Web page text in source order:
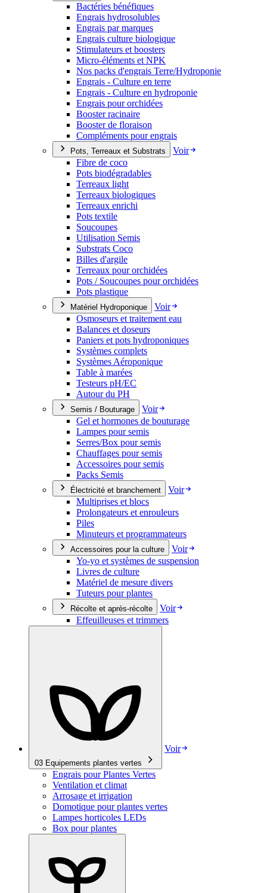
Bactéries bénéfiques
Engrais hydrosolubles
Engrais par marques
Engrais culture biologique
Stimulateurs et boosters
Micro-éléments et NPK
Nos packs d'engrais Terre/Hydroponie
Engrais - Culture en terre
Engrais - Culture en hydroponie
Engrais pour orchidées
Booster racinaire
Booster de floraison
Compléments pour engrais
Pots, Terreaux et Substrats
Voir
Fibre de coco
Pots biodégradables
Terreaux light
Terreaux biologiques
Terreaux enrichi
Pots textile
Soucoupes
Utilisation Semis
Substrats Coco
Billes d'argile
Terreaux pour orchidées
Pots / Soucoupes pour orchidées
Pots plastique
Matériel Hydroponique
Voir
Osmoseurs et traitement eau
Balances et doseurs
Paniers et pots hydroponiques
Systèmes complets
Systèmes Aéroponique
Table à marées
Testeurs pH/EC
Autour du PH
Semis / Bouturage
Voir
Gel et hormones de bouturage
Lampes pour semis
Serres/Box pour semis
Chauffages pour semis
Accessoires pour semis
Packs Semis
Électricité et branchement
Voir
Multiprises et blocs
Prolongateurs et enrouleurs
Piles
Minuteurs et programmateurs
Accessoires pour la culture
Voir
Yo-yo et systèmes de suspension
Livres de culture
Matériel de mesure divers
Tuteurs pour plantes
Récolte et après-récolte
Voir
Effeuilleuses et trimmers
03 Equipements plantes vertes
Voir
Engrais pour Plantes Vertes
Ventilation et climat
Arrosage et irrigation
Domotique pour plantes vertes
Lampes horticoles LEDs
Box pour plantes